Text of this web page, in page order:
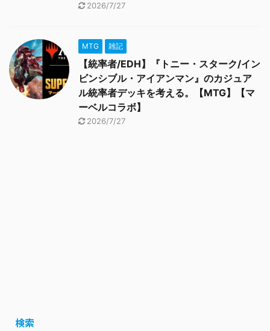
2026/7/27
MTG 雑記
【統率者/EDH】『トニー・スターク/イン
ビンシブル・アイアンマン』のカジュア
ル統率者デッキを考える。【MTG】【マ
ーベルコラボ】
2026/7/27
検索